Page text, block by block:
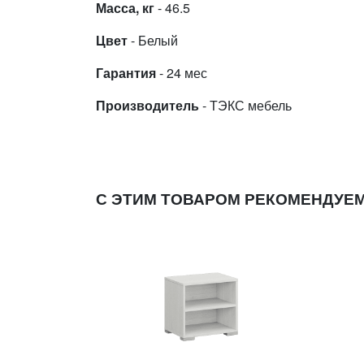
Масса, кг- 46.5
Цвет- Белый
Гарантия- 24 мес
Производитель- ТЭКС мебель
С ЭТИМ ТОВАРОМ